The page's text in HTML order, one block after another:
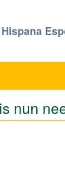
Hispana
nun